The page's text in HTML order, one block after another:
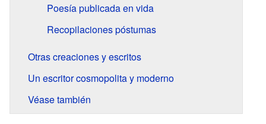
Poesía publicada en vida
Recopilaciones póstumas
Otras creaciones y escritos
Un escritor cosmopolita y moderno
Véase también